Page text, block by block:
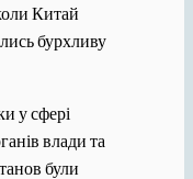
Китай
бурхливу
у сфері
влади та
були